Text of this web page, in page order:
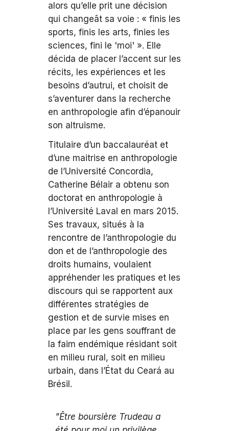
alors qu’elle prit une décision
qui changeât sa voie : « finis les
sports, finis les arts, finies les
sciences, fini le 'moi' ». Elle
décida de placer l’accent sur les
récits, les expériences et les
besoins d’autrui, et choisit de
s’aventurer dans la recherche
en anthropologie afin d’épanouir
son altruisme.
Titulaire d’un baccalauréat et
d’une maitrise en anthropologie
de l’Université Concordia,
Catherine Bélair a obtenu son
doctorat en anthropologie à
l’Université Laval en mars 2015.
Ses travaux, situés à la
rencontre de l’anthropologie du
don et de l’anthropologie des
droits humains, voulaient
appréhender les pratiques et les
discours qui se rapportent aux
différentes stratégies de
gestion et de survie mises en
place par les gens souffrant de
la faim endémique résidant soit
en milieu rural, soit en milieu
urbain, dans l’État du Ceará au
Brésil.
"Être boursière Trudeau a